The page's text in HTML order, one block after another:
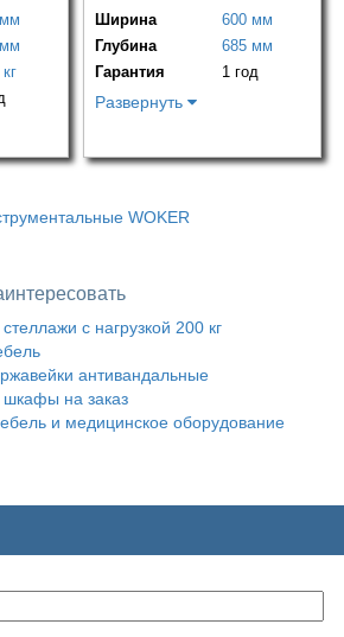
Ширина
600 мм
Глубина
685 мм
Гарантия
1 год
Развернуть
WOKER
с нагрузкой 200 кг
антивандальные
шкафы на заказ
и медицинское оборудование